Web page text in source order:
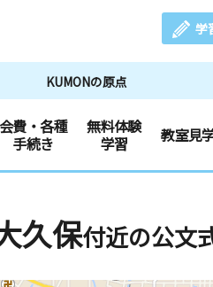
学
KUMONの原点
会費・各種
手続き
無料体験
学習
教室見
久保付近の公文